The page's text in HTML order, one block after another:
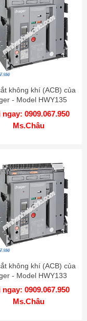
không khí (ACB) của
- Model HWY135
ngay: 0909.067.950
Ms.Châu
không khí (ACB) của
- Model HWY133
ngay: 0909.067.950
Ms.Châu